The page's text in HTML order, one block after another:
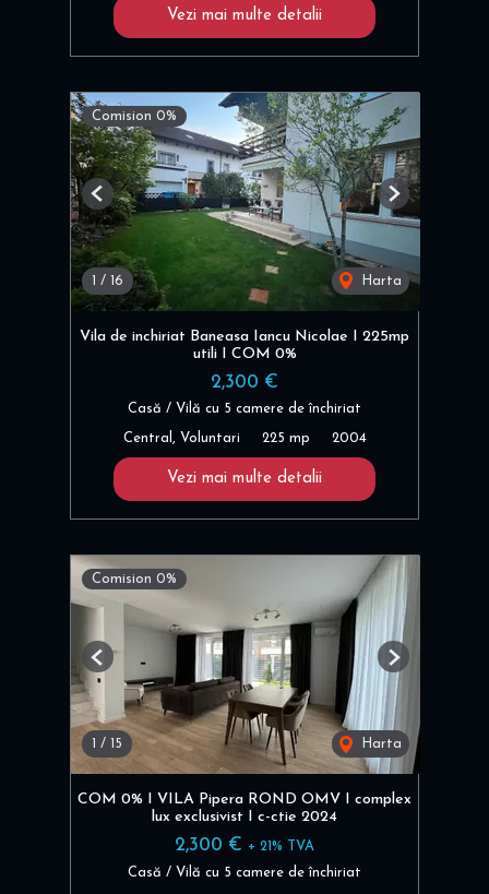
Vezi mai multe detalii
Comision 0%
1 / 16 Harta
Previous Next
Vila de inchiriat Baneasa Iancu Nicolae I 225mp
utili I COM 0%
2,300 €
Casă / Vilă cu 5 camere de închiriat
Central, Voluntari 225 mp 2004
Vezi mai multe detalii
Comision 0%
/ 15 Harta
Previous Next
COM 0% I VILA Pipera ROND OMV I complex
lux exclusivist I c-ctie 2024
2,300 € + 21% TVA
Casă / Vilă cu 5 camere de închiriat